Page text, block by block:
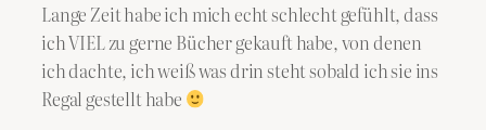
Lange Zeit habe ich mich echt schlecht gefühlt, dass
ich VIEL zu gerne Bücher gekauft habe, von denen
ich dachte, ich weiß was drin steht sobald ich sie ins
Regal gestellt habe